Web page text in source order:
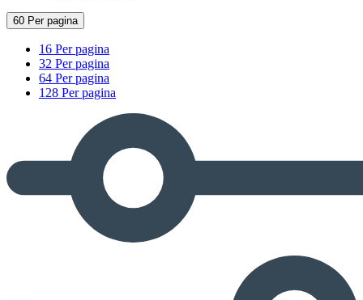
60 Per pagina
16 Per pagina
32 Per pagina
64 Per pagina
128 Per pagina